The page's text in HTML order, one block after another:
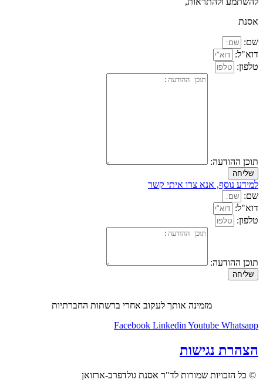
אסנת
שם:
דוא"ל:
טלפון:
תוכן ההודעה:
שליחה
למידע נוסף, אנא צרו איתי קשר
שם:
דוא"ל:
טלפון:
תוכן ההודעה:
שליחה
מזמינה אותך לעקוב אחרי ברשתות החברתיות
Facebook Linkedin Youtube Whatsapp
הצהרת נגישות
© כל הזכויות שמורות לד"ר אסנת גולדפרב-ארזואן